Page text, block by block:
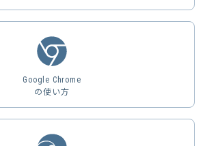
Google Chrome
の使い方